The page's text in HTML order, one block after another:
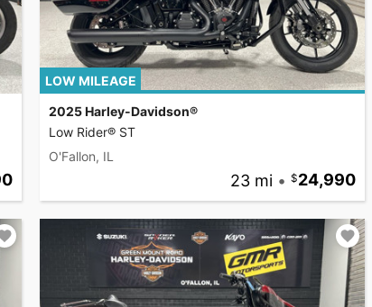
LOW MILEAGE
2025 Harley-Davidson®
Low Rider® ST
O'Fallon, IL
23 mi • 24,990